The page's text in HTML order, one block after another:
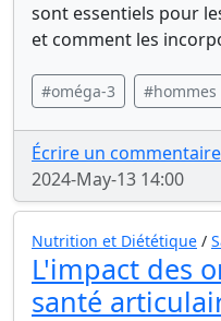
sont essentiels pour
et comment les
#oméga-3 #hommes
Écrire un commentaire
2024-May-13 14:00
Nutrition et Diététique /
L'impact des
santé